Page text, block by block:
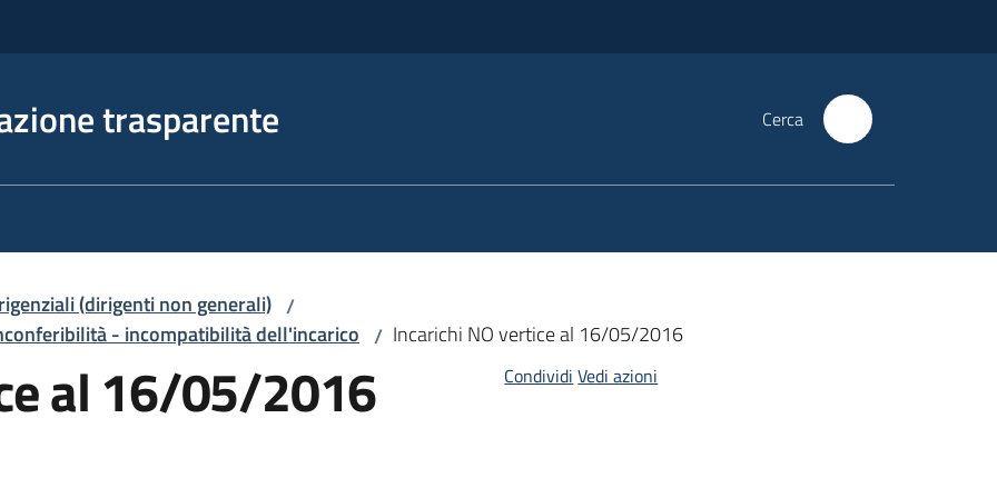
trasparente Cerca
(dirigenti non generali) /
- incompatibilità dell'incarico / Incarichi NO vertice al 16/05/2016
al 16/05/2016 Condividi Vedi azioni